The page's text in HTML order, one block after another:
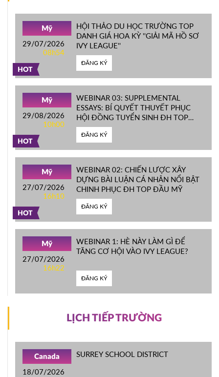
HOT
Mỹ
29/07/2026
08h54
HỘI THẢO DU HỌC TRƯỜNG TOP
DANH GIÁ HOA KỲ ''GIẢI MÃ HỒ SƠ
IVY LEAGUE''
ĐĂNG KÝ
HOT
Mỹ
29/08/2026
10h00
WEBINAR 03: SUPPLEMENTAL
ESSAYS: BÍ QUYẾT THUYẾT PHỤC
HỘI ĐỒNG TUYỂN SINH ĐH TOP
ĐẦU MỸ
ĐĂNG KÝ
HOT
Mỹ
27/07/2026
16h10
WEBINAR 02: CHIẾN LƯỢC XÂY
DỰNG BÀI LUẬN CÁ NHÂN NỔI BẬT
CHINH PHỤC ĐH TOP ĐẦU MỸ
ĐĂNG KÝ
Mỹ
27/07/2026
16h22
WEBINAR 1: HÈ NÀY LÀM GÌ ĐỂ
TĂNG CƠ HỘI VÀO IVY LEAGUE?
ĐĂNG KÝ
LỊCH TIẾP TRƯỜNG
Canada
18/07/2026
SURREY SCHOOL DISTRICT